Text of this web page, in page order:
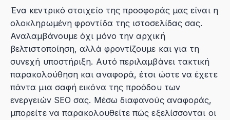
Ένα κεντρικό στοιχείο της προσφοράς μας είναι η
ολοκληρωμένη φροντίδα της ιστοσελίδας σας.
Αναλαμβάνουμε όχι μόνο την αρχική
βελτιστοποίηση, αλλά φροντίζουμε και για τη
συνεχή υποστήριξη. Αυτό περιλαμβάνει τακτική
παρακολούθηση και αναφορά, έτσι ώστε να έχετε
πάντα μια σαφή εικόνα της προόδου των
ενεργειών SEO σας. Μέσω διαφανούς αναφοράς,
μπορείτε να παρακολουθείτε πώς εξελίσσονται οι